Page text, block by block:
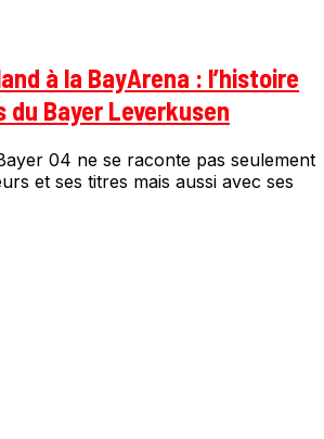
à la BayArena : l’histoire
du Bayer Leverkusen
04 ne se raconte pas seulement
et ses titres mais aussi avec ses